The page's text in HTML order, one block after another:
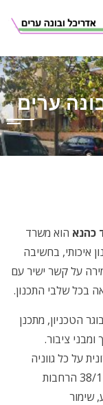
ערים
כהנא הוא משרד
איכותי, בחשיבה
על קשר ישיר עם
בכל שלבי התכנון.
הטכניון, מתכנן
ומבני ציבור.
על כל גווניה
ורמותיה מתוכניות פינוי בינוי, תמ"א 38/2 תמ"א 38/1 הרחבות
שימור